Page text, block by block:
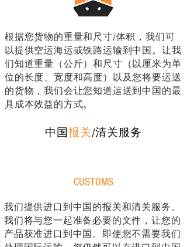
根据您货物的重量和尺寸/体积，我们可
以提供空运海运或铁路运输到中国。让我
们知道重量（公斤）和尺寸（以厘米为单
位的长度、宽度和高度）以及您将要运送
的货物，我们会让您知道运送到中国的最
具成本效益的方式。
中国报关/清关服务
CUSTOMS
我们提供进口到中国的报关和清关服务。
我们将与您一起准备必要的文件，让您的
产品获准进口到中国。即使您不需要我们